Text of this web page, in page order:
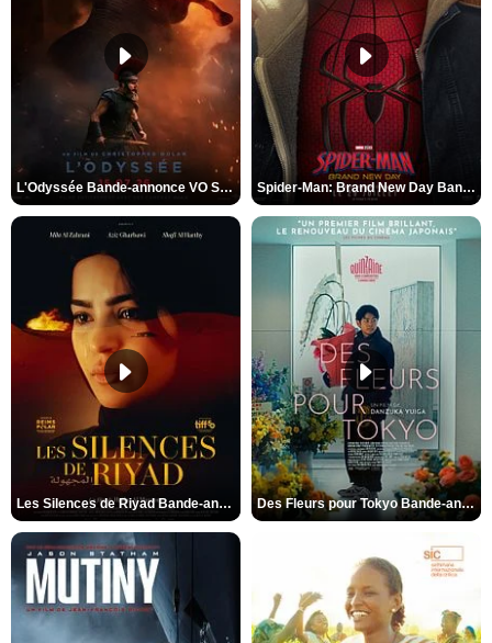
L'Odyssée Bande-annonce VO STFR Spider-Man: Brand New Day Bande-annonce VO STFR
Les Silences de Riyad Bande-annonce VO STFR Des Fleurs pour Tokyo Bande-annonce VO STFR